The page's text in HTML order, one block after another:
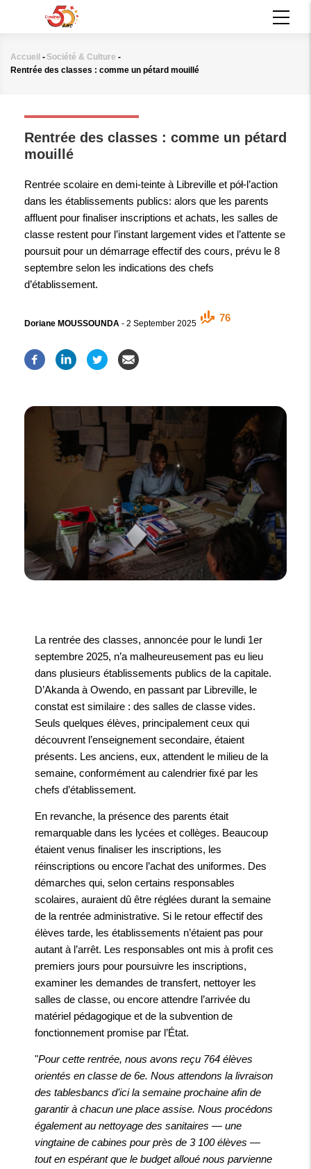
principal
Fil
Accueil - Société & Culture -
Rentrée des classes : comme un pétard mouillé
Rentrée des classes : comme un pétard
mouillé
Rentrée scolaire en demi-teinte à Libreville et pół-l’action
dans les établissements publics: alors que les parents
affluent pour finaliser inscriptions et achats, les salles de
classe restent pour l’instant largement vides et l’attente se
poursuit pour un démarrage effectif des cours, prévu le 8
septembre selon les indications des chefs
d’établissement.
Doriane MOUSSOUNDA - 2 September 2025
76
La rentrée des classes, annoncée pour le lundi 1er
septembre 2025, n’a malheureusement pas eu lieu
dans plusieurs établissements publics de la capitale.
D’Akanda à Owendo, en passant par Libreville, le
constat est similaire : des salles de classe vides.
Seuls quelques élèves, principalement ceux qui
découvrent l’enseignement secondaire, étaient
présents. Les anciens, eux, attendent le milieu de la
semaine, conformément au calendrier fixé par les
chefs d’établissement.
En revanche, la présence des parents était
remarquable dans les lycées et collèges. Beaucoup
étaient venus finaliser les inscriptions, les
réinscriptions ou encore l’achat des uniformes. Des
démarches qui, selon certains responsables
scolaires, auraient dû être réglées durant la semaine
de la rentrée administrative. Si le retour effectif des
élèves tarde, les établissements n’étaient pas pour
autant à l’arrêt. Les responsables ont mis à profit ces
premiers jours pour poursuivre les inscriptions,
examiner les demandes de transfert, nettoyer les
salles de classe, ou encore attendre l’arrivée du
matériel pédagogique et de la subvention de
fonctionnement promise par l’État.
"Pour cette rentrée, nous avons reçu 764 élèves
orientés en classe de 6e. Nous attendons la livraison
des tablesbancs d’ici la semaine prochaine afin de
garantir à chacun une place assise. Nous procédons
également au nettoyage des sanitaires — une
vingtaine de cabines pour près de 3 100 élèves —
tout en espérant que le budget alloué nous parvienne